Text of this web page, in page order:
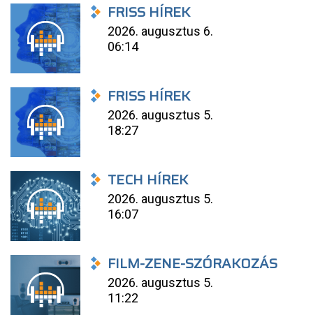
FRISS HÍREK
2026. augusztus 6.
06:14
FRISS HÍREK
2026. augusztus 5.
18:27
TECH HÍREK
2026. augusztus 5.
16:07
FILM-ZENE-SZÓRAKOZÁS
2026. augusztus 5.
11:22